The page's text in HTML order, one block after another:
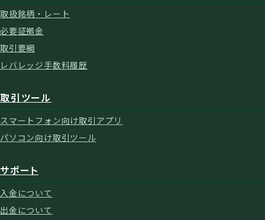
取扱銘柄・レート
必要証拠金
取引要綱
レバレッジ手数料履歴
取引ツール
スマートフォン向け取引アプリ
パソコン向け取引ツール
サポート
入金について
出金について